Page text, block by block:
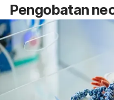
Pengobatan